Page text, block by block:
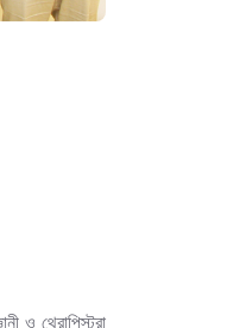
ও থেরাপিস্টরা